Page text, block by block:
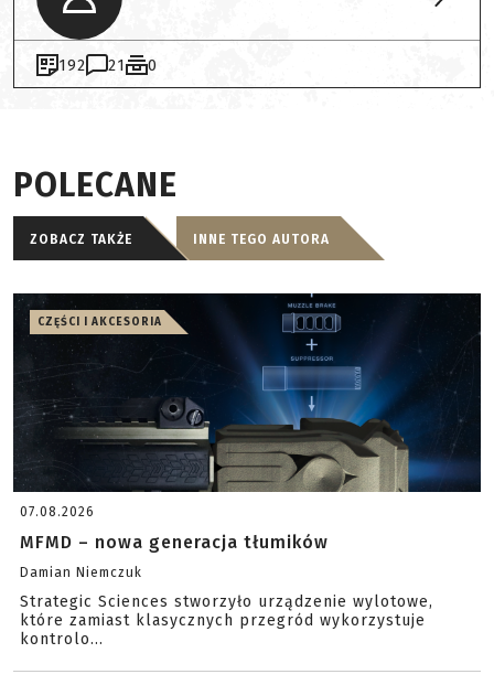
192 21 0
POLECANE
ZOBACZ TAKŻE INNE TEGO AUTORA
CZĘŚCI I AKCESORIA
07.08.2026
MFMD – nowa generacja tłumików
Damian Niemczuk
Strategic Sciences stworzyło urządzenie wylotowe,
które zamiast klasycznych przegród wykorzystuje
kontrolo...